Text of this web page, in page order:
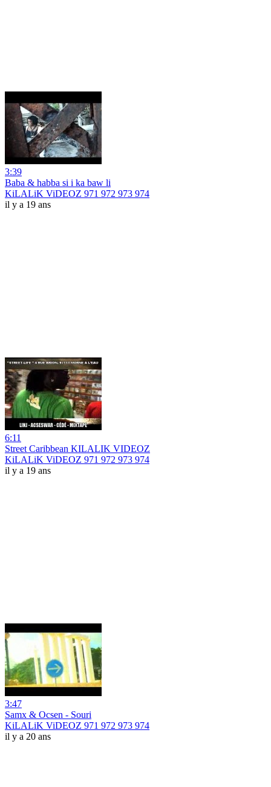
3:39
Baba & habba si i ka baw li
KiLALiK ViDEOZ 971 972 973 974
il y a 19 ans
6:11
Street Caribbean KILALIK VIDEOZ
KiLALiK ViDEOZ 971 972 973 974
il y a 19 ans
3:47
Samx & Ocsen - Souri
KiLALiK ViDEOZ 971 972 973 974
il y a 20 ans